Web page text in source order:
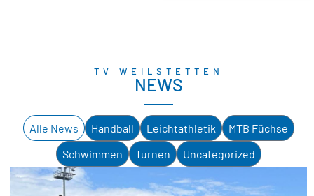
TV WEILSTETTEN
NEWS
Handball Leichtathletik
MTB Füchse
Schwimmen
Turnen Uncategorized
Alle News